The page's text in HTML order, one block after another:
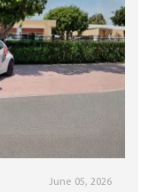
June 05, 2026